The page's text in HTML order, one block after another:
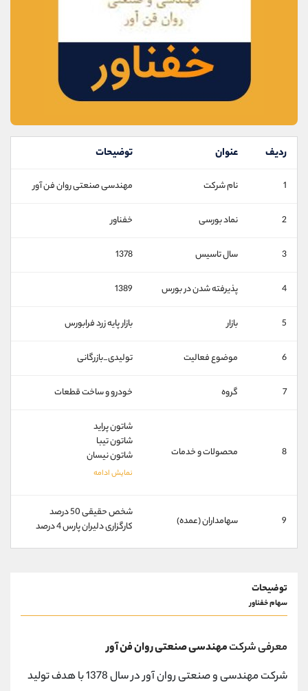
ردیف عنوان توضیحات
1 نام شرکت مهندسی صنعتی روان فن آور
2 نماد بورسی خفناور
3 سال تاسیس 1378
4 پذیرفته شدن در بورس 1389
5 بازار بازار پايه زرد فرابورس
6 موضوع فعالیت تولیدی_بازرگانی
7 گروه خودرو و ساخت قطعات
8 محصولات و خدمات
شاتون پراید
شاتون تیبا
شاتون نیسان
9 سهامداران (عمده)
شخص حقیقی 50 درصد
كارگزاری دليران پارس 4 درصد
توضیحات
سهام خفناور
معرفی شرکتمهندسی صنعتی روان فن آور
شرکت مهندسی و صنعتی روان آور در سال 1378 با هدف تولید
پشتیبان فروش
تلگرام @Armteam_admin_por